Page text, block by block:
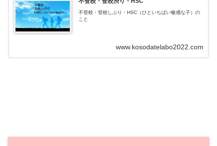
不登校・登校しぶり・HSC（ひといちばい敏感な子）の
こと
www.kosodatelabo2022.com